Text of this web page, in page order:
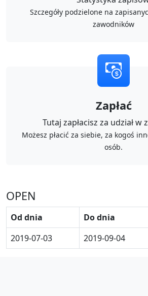
Szczegóły podzielone na
zawodników
Zapłać
Tutaj zapłacisz za udział w
Możesz płacić za siebie, za kogoś
osób.
OPEN
Od dnia Do dnia
2019-07-03
2019-09-04